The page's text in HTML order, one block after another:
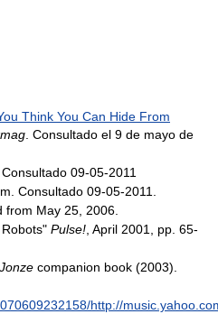
Think You Can Hide From
. Consultado el 9 de mayo de
09-05-2011
Consultado 09-05-2011.
from May 25, 2006.
Pulse!, April 2001, pp. 65-
companion book (2003).
http://